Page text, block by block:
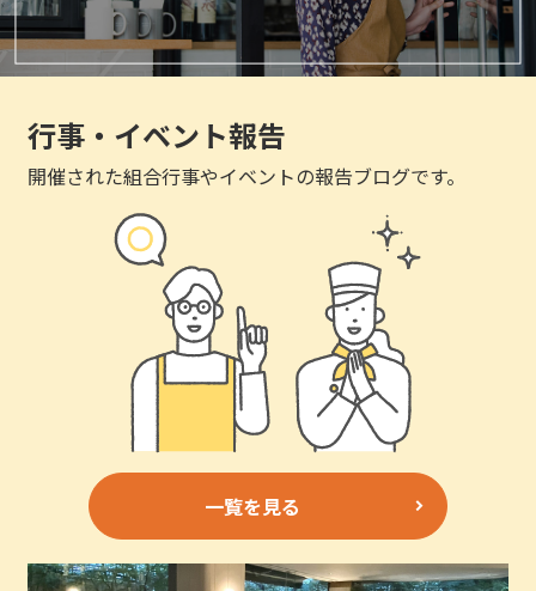
行事・イベント報告
開催された組合行事やイベントの報告ブログです。
一覧を見る